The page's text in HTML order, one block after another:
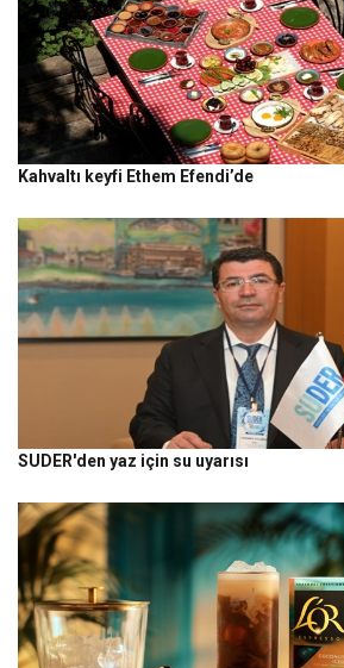
Kahvaltı keyfi Ethem Efendi’de
SUDER'den yaz için su uyarısı